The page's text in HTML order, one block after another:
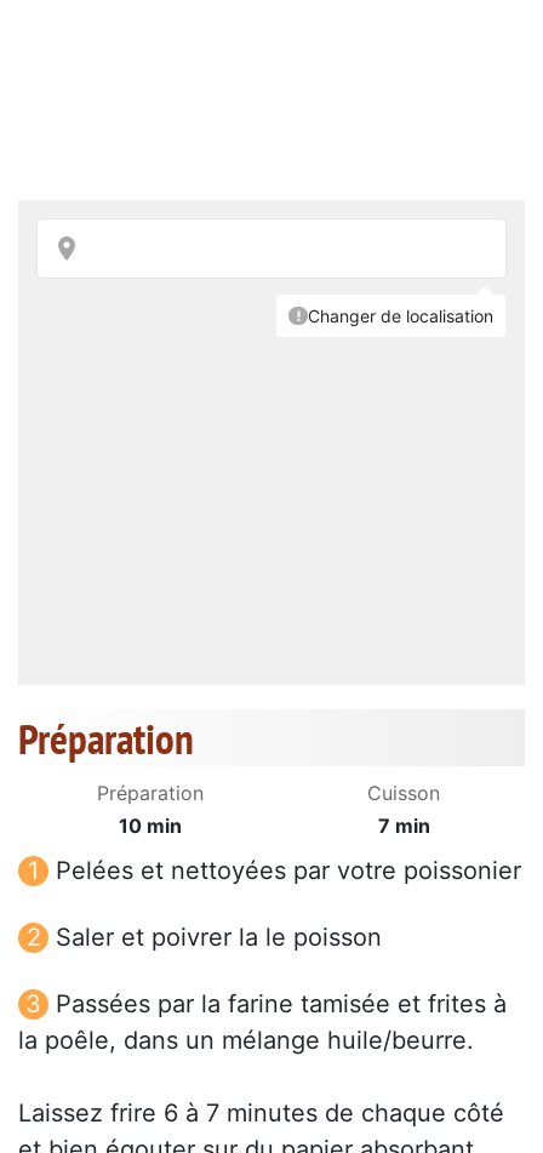
Préparation
Préparation
10 min
Cuisson
7 min
Pelées et nettoyées par votre poissonier
Saler et poivrer la le poisson
Passées par la farine tamisée et frites à
la poêle, dans un mélange huile/beurre.
Laissez frire 6 à 7 minutes de chaque côté